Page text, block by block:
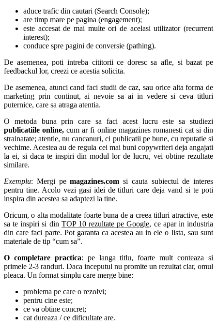
aduce trafic din cautari (Search Console);
are timp mare pe pagina (engagement);
este accesat de mai multe ori de acelasi utilizator (recurrent
interest);
conduce spre pagini de conversie (pathing).
De asemenea, poti intreba cititorii ce doresc sa afle, si bazat pe
feedbackul lor, creezi ce acestia solicita.
De asemenea, atunci cand faci studii de caz, sau orice alta forma de
marketing prin continut, ai nevoie sa ai in vedere si ceva titluri
puternice, care sa atraga atentia.
O metoda buna prin care sa faci acest lucru este sa studiezi
publicatiile online, cum ar fi online magazines romanesti cat si din
strainatate; atentie, nu cancanuri, ci publicatii pe bune, cu reputatie si
vechime. Acestea au de regula cei mai buni copywriteri deja angajati
la ei, si daca te inspiri din modul lor de lucru, vei obtine rezultate
similare.
Exemplu: Mergi pemagazines.com si cauta subiectul de interes
pentru tine. Acolo vezi gasi idei de titluri care deja vand si te poti
inspira din acestea sa adaptezi la tine.
Oricum, o alta modalitate foarte buna de a creea titluri atractive, este
sa te inspiri si din TOP 10 rezultate pe Google, ce apar in industria
din care faci parte. Pot garanta ca acestea au in ele o lista, sau sunt
materiale de tip “cum sa”.
O completare practica: pe langa titlu, foarte mult conteaza si
primele 2-3 randuri. Daca inceputul nu promite un rezultat clar, omul
pleaca. Un format simplu care merge bine:
problema pe care o rezolvi;
pentru cine este;
ce va obtine concret;
cat dureaza / ce dificultate are.